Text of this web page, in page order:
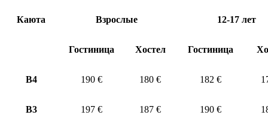
Каюта Взрослые 12-17 лет
Гостиница Хостел Гостиница
B4 190 € 180 € 182 €
В3 197 € 187 € 190 €